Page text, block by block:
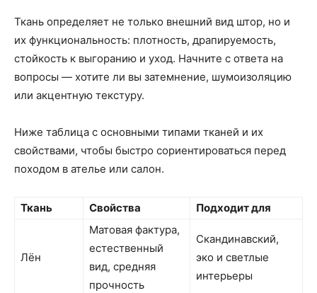
Ткань определяет не только внешний вид штор, но и
их функциональность: плотность, драпируемость,
стойкость к выгоранию и уход. Начните с ответа на
вопросы — хотите ли вы затемнение, шумоизоляцию
или акцентную текстуру.
Ниже таблица с основными типами тканей и их
свойствами, чтобы быстро сориентироваться перед
походом в ателье или салон.
Ткань Свойства Подходит для
Лён
Матовая фактура,
естественный
вид, средняя
прочность
Скандинавский,
эко и светлые
интерьеры